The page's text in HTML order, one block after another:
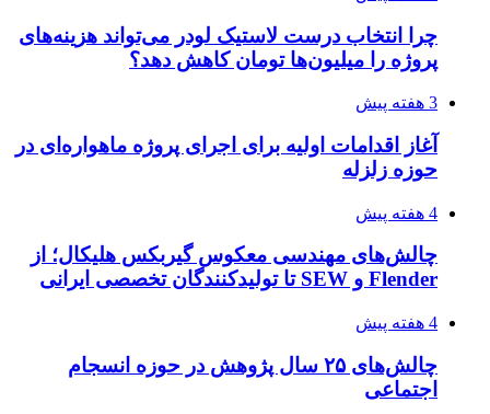
چرا انتخاب درست لاستیک لودر می‌تواند هزینه‌های
پروژه را میلیون‌ها تومان کاهش دهد؟
3 هفته پیش
آغاز اقدامات اولیه برای اجرای پروژه ماهواره‌ای در
حوزه زلزله
4 هفته پیش
چالش‌های مهندسی معکوس گیربکس هلیکال؛ از
Flender و SEW تا تولیدکنندگان تخصصی ایرانی
4 هفته پیش
چالش‌های ۲۵ سال پژوهش در حوزه انسجام
اجتماعی